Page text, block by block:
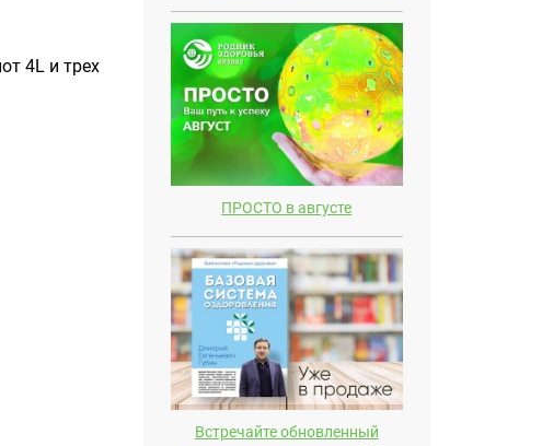
4L и трех
ПРОСТО в августе
Встречайте обновленный